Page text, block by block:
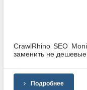
CrawlRhino SEO
заменить не дешевые
Подробнее